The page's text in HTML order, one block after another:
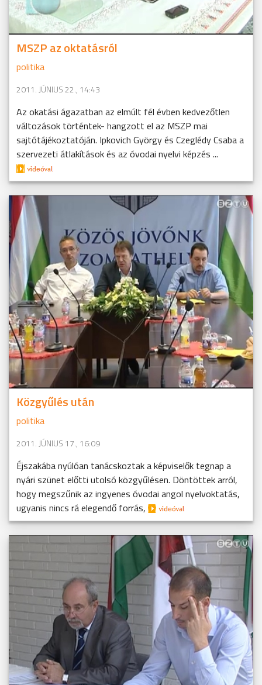
MSZP az oktatásról
politika
2011. JÚNIUS 22., 14:43
Az okatási ágazatban az elmúlt fél évben kedvezőtlen
változások történtek- hangzott el az MSZP mai
sajtótájékoztatóján. Ipkovich György és Czeglédy Csaba a
szervezeti átlakítások és az óvodai nyelvi képzés ...
Közgyűlés után
politika
2011. JÚNIUS 17., 16:09
Éjszakába nyúlóan tanácskoztak a képviselők tegnap a
nyári szünet előtti utolsó közgyűlésen. Döntöttek arról,
hogy megszűnik az ingyenes óvodai angol nyelvoktatás,
ugyanis nincs rá elegendő forrás,